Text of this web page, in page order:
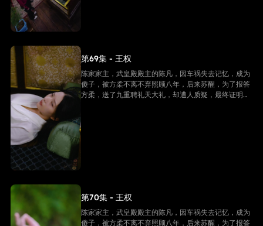
第69集 - 王权
陈家家主，武皇殿殿主的陈凡，因车祸失去记忆，成为
傻子，被方柔不离不弃照顾八年，后来苏醒，为了报答
方柔，送了九重聘礼天大礼，却遭人质疑，最终证明他
第70集 - 王权
陈家家主，武皇殿殿主的陈凡，因车祸失去记忆，成为
傻子，被方柔不离不弃照顾八年，后来苏醒，为了报答